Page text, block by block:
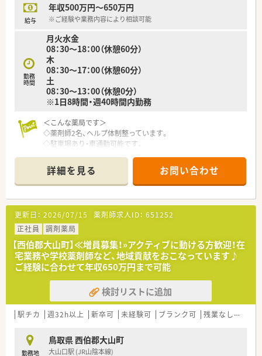
りなどの地域密着イベントも行っています。
■OTC販売にも力を入れております。
＜こんな方にもオススメ＞
■健康相談など調剤以外の業務に興味のある方
■調剤経験の浅い方
■地域医療に貢献したい方
給与
年収500万円～650万円
※ご経験や業務内容により相談可能
勤務
時間
月火水金
08：30～18：00（休憩60分）
木
08：30～17：00（休憩60分）
土
08：30～13：00（休憩0分）
※1日8時間・週40時間内勤務
＜こんな薬局です＞
◇薬剤師2名、ヘルプ体制整っています。
◇駐車場あり・車通勤可能です。
＜業務内容＞
◇調剤・監査・投薬・薬歴管理・在宅など薬剤師業務全般をお願い
します。
＜法人概要＞
◇鳥取県内で6店舗展開する法人です。
◇調剤事業だけでなく介護関連事業やスポーツ関連事業にも取
り組んでいます。
◇30分単位の残業代支給です。
＜こんな方にもおススメ＞
◇地域密着型の薬局で健康のパートナーとして働きたい方
◇地元の薬局かつ従業員数が多い法人で働きたい方
◇自分にあった働き方を選びたい方
詳細を見る お問い合わせ
更新日： 2026/07/15 薬剤師求人ID： 651252
正社員
調剤薬局
【西伯郡大山町】≪増員募集！»アクティブに動ける方歓迎！在
宅業務や学校薬剤師など、地域貢献をおこなっています♪
ご経験に合わせて年収650万円まで可能
検討リストに追加
駅チカ 週32h以上 新卒可 未経験可 ブランク可 残業なし(ほぼなし含む)
勤務地
鳥取県 西伯郡大山町
大山口駅 (JR山陰本線)